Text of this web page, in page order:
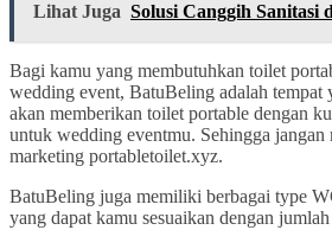
Lihat Juga Solusi Canggih Sanitasi
Bagi kamu yang membutuhkan toilet
wedding event, BatuBeling adalah tempat
akan memberikan toilet portable dengan
untuk wedding eventmu. Sehingga
marketing portabletoilet.xyz.
BatuBeling juga memiliki berbagai type
yang dapat kamu sesuaikan dengan